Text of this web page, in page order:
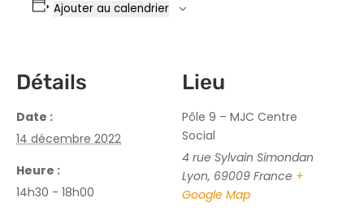
Ajouter au calendrier
Détails
Date :
14 décembre 2022
Heure :
14h30 - 18h00
Lieu
Pôle 9 – MJC Centre
Social
4 rue Sylvain Simondan
Lyon, 69009 France +
Google Map